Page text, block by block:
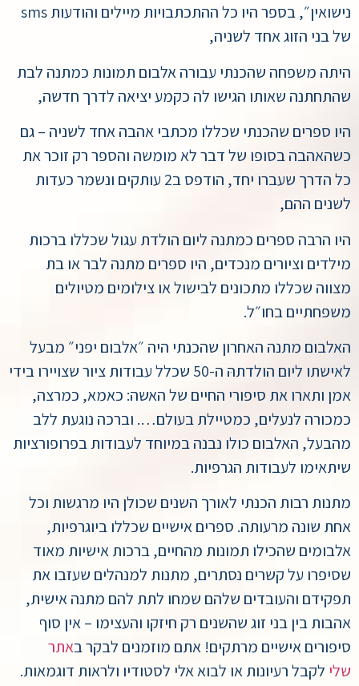
נישואין״, בספר היו כל ההתכתבויות מיילים והודעות sms
של בני הזוג אחד לשניה,
היתה משפחה שהכנתי עבורה אלבום תמונות כמתנה לבת
שהתחתנה שאותו הגישו לה כקמע יציאה לדרך חדשה,
היו ספרים שהכנתי שכללו מכתבי אהבה אחד לשניה – גם
כשהאהבה בסופו של דבר לא מומשה והספר רק זוכר את
כל הדרך שעברו יחד, הודפס ב2 עותקים ונשמר כעדות
לשנים ההם,
היו הרבה ספרים כמתנה ליום הולדת עגול שכללו ברכות
מילדים וציורים מנכדים, היו ספרים מתנה לבר או בת
מצווה שכללו מתכונים לבישול או צילומים מטיולים
משפחתיים בחו״ל.
האלבום מתנה האחרון שהכנתי היה ״אלבום יפני״ מבעל
לאישתו ליום הולדתהּ ה-50 שכלל עבודות ציור שצויירו בידי
אמן ותארו את סיפורי החיים של האשה: כאמא, כמרצה,
כמכורה לנעלים, כמטיילת בעולם…. וברכה נוגעת ללב
מהבעל, האלבום כולו נבנה במיוחד לעבודות בפרופורציות
שיתאימו לעבודות הגרפיות.
מתנות רבות הכנתי לאורך השנים שכולן היו מרגשות וכל
אחת שונה מרעותה. ספרים אישיים שכללו ביוגרפיות,
אלבומים שהכילו תמונות מהחיים, ברכות אישיות מאוד
שסיפרו על קשרים נסתרים, מתנות למנהלים שעזבו את
תפקידם והעובדים שלהם שמחו לתת להם מתנה אישית,
אהבות בין בני זוג שהשנים רק חיזקו והעצימו – אין סוף
סיפורים אישיים מרתקים! אתם מוזמנים לבקר באתר
שלי לקבל רעיונות או לבוא אלי לסטודיו ולראות דוגמאות.